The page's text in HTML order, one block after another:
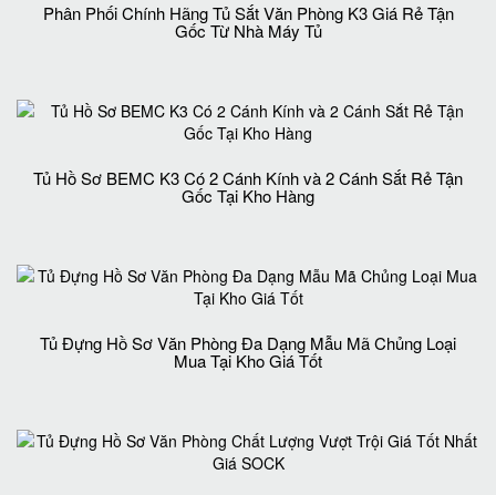
Phân Phối Chính Hãng Tủ Sắt Văn Phòng K3 Giá Rẻ Tận
Gốc Từ Nhà Máy Tủ
Tủ Hồ Sơ BEMC K3 Có 2 Cánh Kính và 2 Cánh Sắt Rẻ Tận
Gốc Tại Kho Hàng
Tủ Đựng Hồ Sơ Văn Phòng Đa Dạng Mẫu Mã Chủng Loại
Mua Tại Kho Giá Tốt